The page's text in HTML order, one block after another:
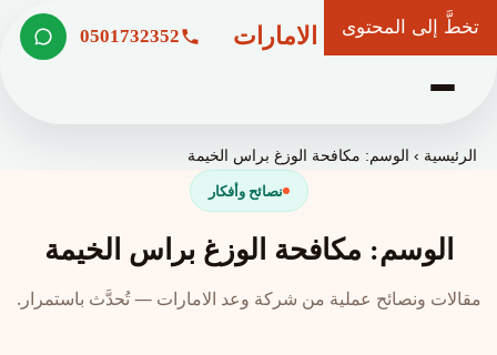
تخطَّ إلى المحتوى
شركة وعد الامارات 0501732352
الرئيسية ›الوسم: مكافحة الوزغ براس الخيمة
نصائح وأفكار
الوسم: مكافحة الوزغ براس الخيمة
مقالات ونصائح عملية من شركة وعد الامارات — تُحدَّث باستمرار.